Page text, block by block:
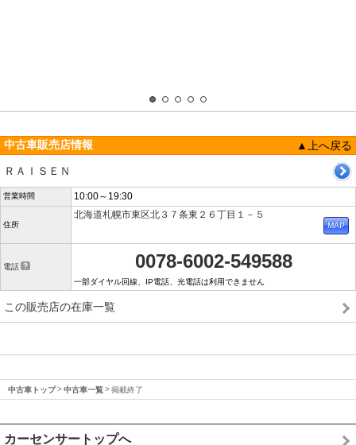
中古車販売店情報
▲上へ戻る
ＲＡＩＳＥＮ
営業時間 10:00～19:30
住所
北海道札幌市東区北３７条東２６丁目１－５
電話 0078-6002-549588
一部ダイヤル回線、IP電話、光電話は利用できません
この販売店の在庫一覧
中古車トップ 中古車一覧 掲載終了
カーセンサートップへ